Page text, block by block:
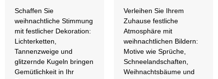
Schaffen Sie
weihnachtliche Stimmung
mit festlicher Dekoration:
Lichterketten,
Tannenzweige und
glitzernde Kugeln bringen
Gemütlichkeit in Ihr
Verleihen Sie Ihrem
Zuhause festliche
Atmosphäre mit
weihnachtlichen Bildern:
Motive wie Sprüche,
Schneelandschaften,
Weihnachtsbäume und